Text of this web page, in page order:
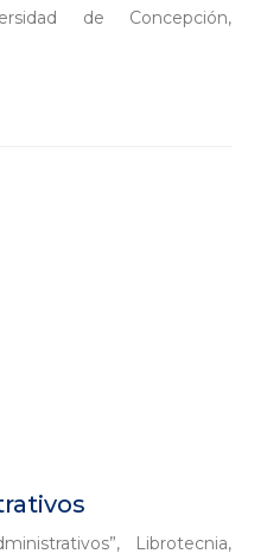
de Concepción,
Librotecnia,